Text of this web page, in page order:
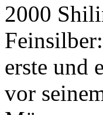
2000
erste und
vor